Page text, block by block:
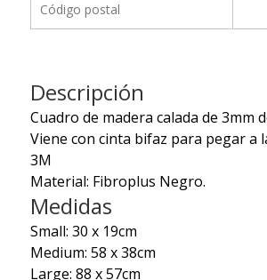
Descripción
Cuadro de madera calada de 3mm
Viene con cinta bifaz para pegar a
3M
Material: Fibroplus Negro.
Medidas
Small: 30 x 19cm
Medium: 58 x 38cm
Large: 88 x 57cm